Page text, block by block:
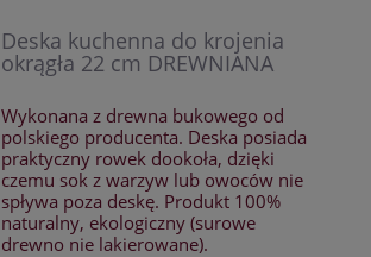
Deska kuchenna do krojenia
okrągła 22 cm DREWNIANA
Wykonana z drewna bukowego od
polskiego producenta. Deska posiada
praktyczny rowek dookoła, dzięki
czemu sok z warzyw lub owoców nie
spływa poza deskę. Produkt 100%
naturalny, ekologiczny (surowe
drewno nie lakierowane).